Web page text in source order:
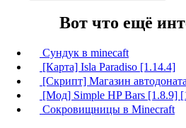
Вот что ещё
Сундук в minecaft
[Карта] Isla Paradiso [1.14.4]
[Скрипт] Магазин
[Мод] Simple HP Bars [1.8.9]
Сокровищницы в Minecraft